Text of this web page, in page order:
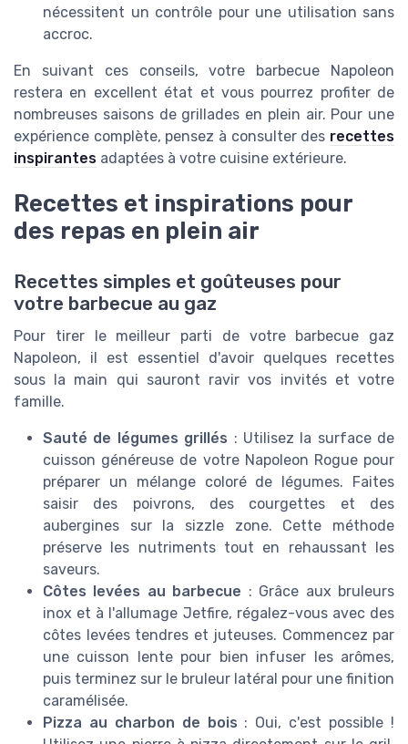
nécessitent un contrôle pour une utilisation sans
accroc.
En suivant ces conseils, votre barbecue Napoleon
restera en excellent état et vous pourrez profiter de
nombreuses saisons de grillades en plein air. Pour une
expérience complète, pensez à consulter des recettes
inspirantes adaptées à votre cuisine extérieure.
Recettes et inspirations pour
des repas en plein air
Recettes simples et goûteuses pour
votre barbecue au gaz
Pour tirer le meilleur parti de votre barbecue gaz
Napoleon, il est essentiel d'avoir quelques recettes
sous la main qui sauront ravir vos invités et votre
famille.
Sauté de légumes grillés : Utilisez la surface de
cuisson généreuse de votre Napoleon Rogue pour
préparer un mélange coloré de légumes. Faites
saisir des poivrons, des courgettes et des
aubergines sur la sizzle zone. Cette méthode
préserve les nutriments tout en rehaussant les
saveurs.
Côtes levées au barbecue : Grâce aux bruleurs
inox et à l'allumage Jetfire, régalez-vous avec des
côtes levées tendres et juteuses. Commencez par
une cuisson lente pour bien infuser les arômes,
puis terminez sur le bruleur latéral pour une finition
caramélisée.
Pizza au charbon de bois : Oui, c'est possible !